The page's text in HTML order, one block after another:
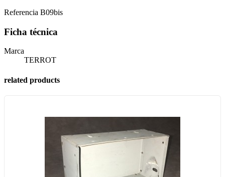
Referencia B09bis
Ficha técnica
Marca
TERROT
related products